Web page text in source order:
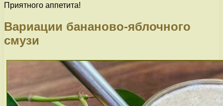
Приятного аппетита!
Вариации бананово-яблочного
смузи